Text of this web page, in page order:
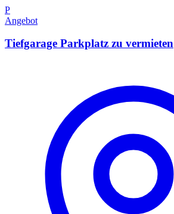
P
Angebot
Tiefgarage Parkplatz zu vermieten